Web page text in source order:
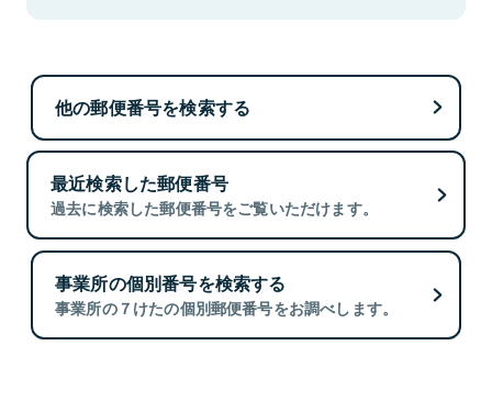
他の郵便番号を検索する
最近検索した郵便番号
過去に検索した郵便番号をご覧いただけます。
事業所の個別番号を検索する
事業所の７けたの個別郵便番号をお調べします。